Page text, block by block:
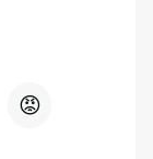
😡